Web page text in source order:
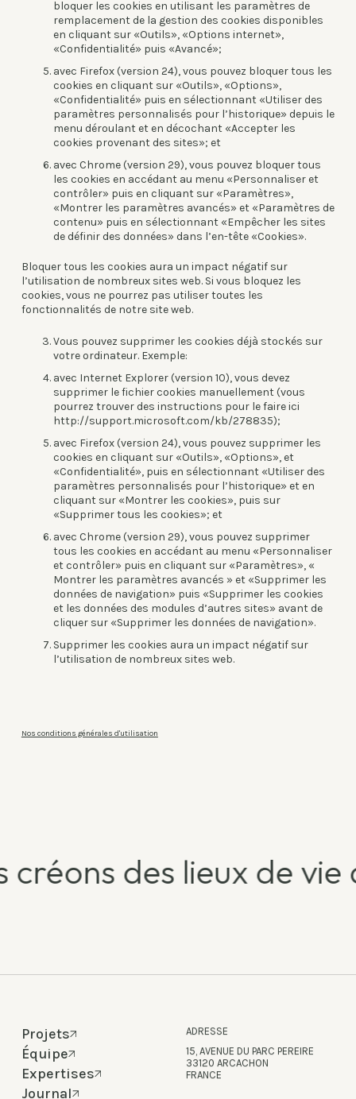
bloquer les cookies en utilisant les paramètres de
remplacement de la gestion des cookies disponibles
en cliquant sur «Outils», «Options internet»,
«Confidentialité» puis «Avancé»;
avec Firefox (version 24), vous pouvez bloquer tous les
cookies en cliquant sur «Outils», «Options»,
«Confidentialité» puis en sélectionnant «Utiliser des
paramètres personnalisés pour l’historique» depuis le
menu déroulant et en décochant «Accepter les
cookies provenant des sites»; et
avec Chrome (version 29), vous pouvez bloquer tous
les cookies en accédant au menu «Personnaliser et
contrôler» puis en cliquant sur «Paramètres»,
«Montrer les paramètres avancés» et «Paramètres de
contenu» puis en sélectionnant «Empêcher les sites
de définir des données» dans l’en-tête «Cookies».
Bloquer tous les cookies aura un impact négatif sur
l’utilisation de nombreux sites web. Si vous bloquez les
cookies, vous ne pourrez pas utiliser toutes les
fonctionnalités de notre site web.
Vous pouvez supprimer les cookies déjà stockés sur
votre ordinateur. Exemple:
avec Internet Explorer (version 10), vous devez
supprimer le fichier cookies manuellement (vous
pourrez trouver des instructions pour le faire ici
http://support.microsoft.com/kb/278835);
avec Firefox (version 24), vous pouvez supprimer les
cookies en cliquant sur «Outils», «Options», et
«Confidentialité», puis en sélectionnant «Utiliser des
paramètres personnalisés pour l’historique» et en
cliquant sur «Montrer les cookies», puis sur
«Supprimer tous les cookies»; et
avec Chrome (version 29), vous pouvez supprimer
tous les cookies en accédant au menu «Personnaliser
et contrôler» puis en cliquant sur «Paramètres», «
Montrer les paramètres avancés » et «Supprimer les
données de navigation» puis «Supprimer les cookies
et les données des modules d’autres sites» avant de
cliquer sur «Supprimer les données de navigation».
Supprimer les cookies aura un impact négatif sur
l’utilisation de nombreux sites web.
Nos conditions générales d'utilisation
des lieux de vie
Projets
Équipe
Expertises
Journal
ADRESSE
15, AVENUE DU PARC PEREIRE
33120 ARCACHON
FRANCE